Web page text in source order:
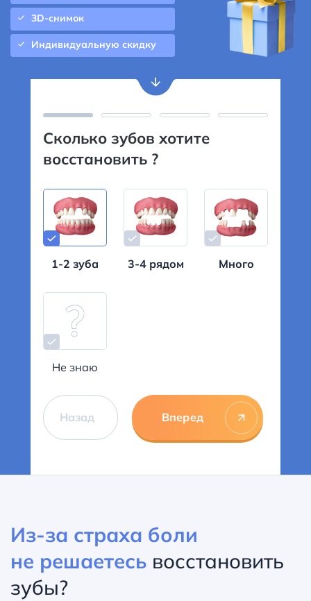
3D-снимок
Индивидуальную скидку
Сколько зубов хотите
восстановить ?
1-2 зуба 3-4 рядом Много
Не знаю
Назад Вперед
Из-за страха боли
не решаетесь восстановить
зубы?